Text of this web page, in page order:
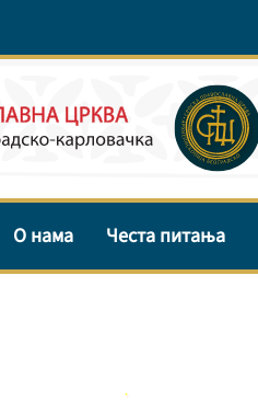
О нама Честа питања